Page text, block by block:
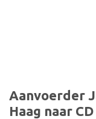
Aanvoerder
Haag naar